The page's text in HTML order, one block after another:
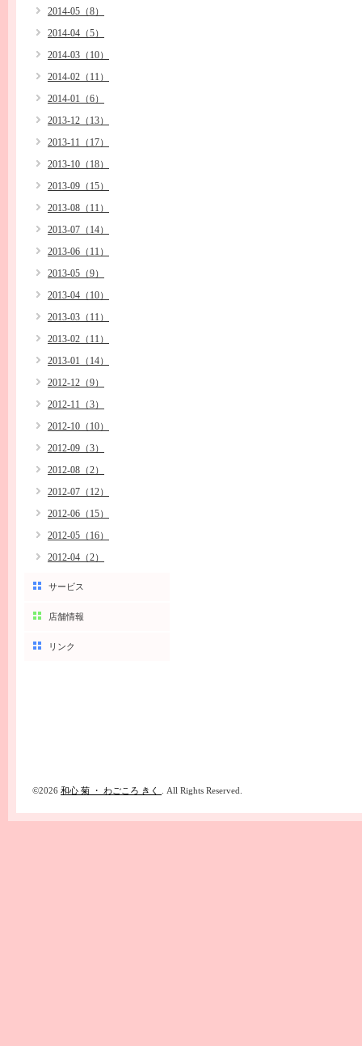
2014-05（8）
2014-04（5）
2014-03（10）
2014-02（11）
2014-01（6）
2013-12（13）
2013-11（17）
2013-10（18）
2013-09（15）
2013-08（11）
2013-07（14）
2013-06（11）
2013-05（9）
2013-04（10）
2013-03（11）
2013-02（11）
2013-01（14）
2012-12（9）
2012-11（3）
2012-10（10）
2012-09（3）
2012-08（2）
2012-07（12）
2012-06（15）
2012-05（16）
2012-04（2）
サービス
店舗情報
リンク
©2026 和心 菊 ・ わごころ きく . All Rights Reserved.